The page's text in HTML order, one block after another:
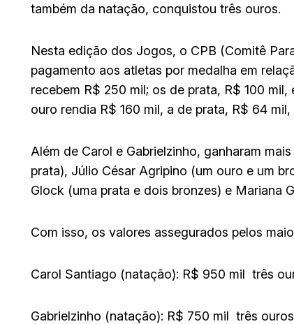
também da natação, conquistou três ouros.
Nesta edição dos Jogos, o CPB (Comitê
pagamento aos atletas por medalha em
recebem R$ 250 mil; os de prata, R$ 100
ouro rendia R$ 160 mil, a de prata, R$ 64
Além de Carol e Gabrielzinho, ganharam
prata), Júlio César Agripino (um ouro e um
Glock (uma prata e dois bronzes) e Mariana
Com isso, os valores assegurados pelos
Carol Santiago (natação): R$ 950 mil  três
Gabrielzinho (natação): R$ 750 mil  três ouros